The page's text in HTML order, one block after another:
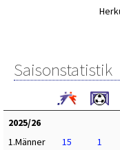
Saisonstatistik
2025/26
1.Männer
15 1